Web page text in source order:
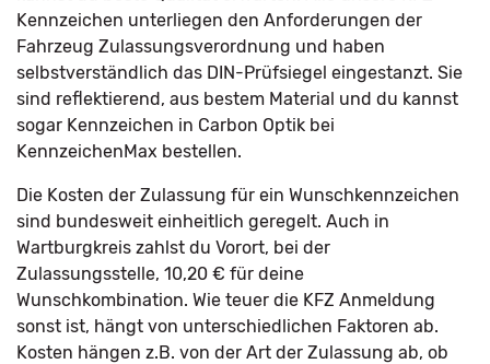
Kennzeichen unterliegen den Anforderungen der
Fahrzeug Zulassungsverordnung und haben
selbstverständlich das DIN-Prüfsiegel eingestanzt. Sie
sind reflektierend, aus bestem Material und du kannst
sogar Kennzeichen in Carbon Optik bei
KennzeichenMax bestellen.
Die Kosten der Zulassung für ein Wunschkennzeichen
sind bundesweit einheitlich geregelt. Auch in
Wartburgkreis zahlst du Vorort, bei der
Zulassungsstelle, 10,20 € für deine
Wunschkombination. Wie teuer die KFZ Anmeldung
sonst ist, hängt von unterschiedlichen Faktoren ab.
Kosten hängen z.B. von der Art der Zulassung ab, ob